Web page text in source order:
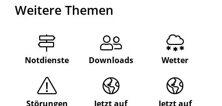
Weitere Themen
Notdienste Downloads Wetter
Störungen
Jetzt auf
Jetzt auf